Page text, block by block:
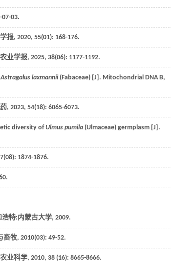
-07-03.
报, 2020, 55(01): 168-176.
业学报, 2025, 38(06): 1177-1192.
Astragalus laxmannii(Fabaceae) [J]. Mitochondrial DNA B,
, 2023, 54(18): 6065-6073.
diversity ofUlmus pumila (Ulmaceae) germplasm [J].
(08): 1874-1876.
特:内蒙古大学, 2009.
畜牧, 2010(03): 49-52.
业科学, 2010, 38 (16): 8665-8666.